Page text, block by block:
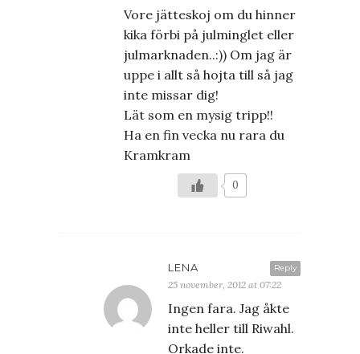
Vore jätteskoj om du hinner
kika förbi på julminglet eller
julmarknaden..:)) Om jag är
uppe i allt så hojta till så jag
inte missar dig!
Lät som en mysig tripp!!
Ha en fin vecka nu rara du
Kramkram
0
Reply
LENA
25 november, 2012 at 07:22
Ingen fara. Jag åkte
inte heller till Riwahl.
Orkade inte.